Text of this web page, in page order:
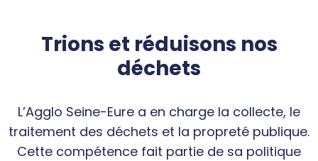
Trions et réduisons nos
déchets
L’Agglo Seine-Eure a en charge la collecte, le
traitement des déchets et la propreté publique.
Cette compétence fait partie de sa politique